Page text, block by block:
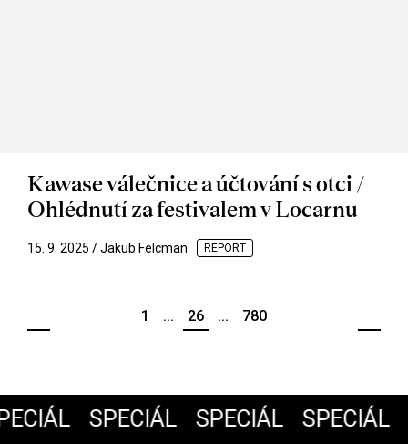
Kawase válečnice a účtování s otci /
Ohlédnutí za festivalem v Locarnu
15. 9. 2025 / Jakub Felcman REPORT
1 ... 26 ... 780
SPECIÁL SPECIÁL SPECIÁL